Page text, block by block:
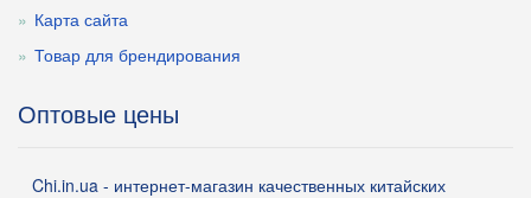
Карта сайта
Товар для брендирования
Оптовые цены
Chi.in.ua - интернет-магазин качественных китайских